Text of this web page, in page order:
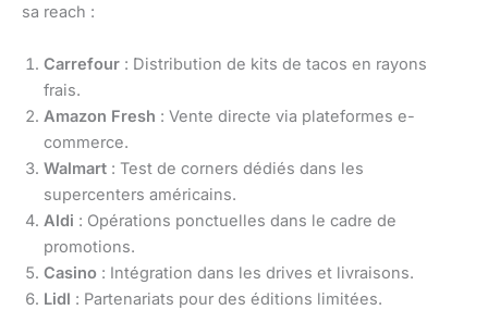
sa reach :
Carrefour : Distribution de kits de tacos en rayons
frais.
Amazon Fresh : Vente directe via plateformes e-
commerce.
Walmart : Test de corners dédiés dans les
supercenters américains.
Aldi : Opérations ponctuelles dans le cadre de
promotions.
Casino : Intégration dans les drives et livraisons.
Lidl : Partenariats pour des éditions limitées.